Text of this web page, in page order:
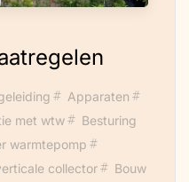
eerst door een
verlaat.
en de lucht is
passieve
Apparaten
met wtw
Besturing
warmtepomp
collector
Bouw